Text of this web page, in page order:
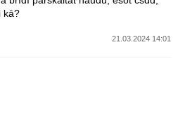
kā?
21.03.2024 14:01